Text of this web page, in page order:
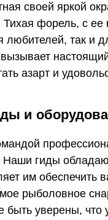
своей яркой
форель, с
любителей, так и
азарт и
и
гиды
им
рыболовное
уверены, что